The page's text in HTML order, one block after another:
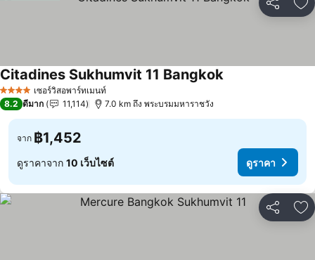
แชร์ เ
4 ดาว เซอร์วิสอพาร์ทเมนท์
Citadines Sukhumvit 11 Bangkok
8.2 ดีมาก 11,114 7.0 km ถึง พระบรมมหาราชวัง
จาก ฿1,452
ดูราคาจาก 10 เว็บไซต์ ดูราคา
แชร์ เ